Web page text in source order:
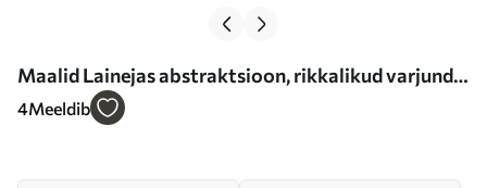
Maalid Lainejas abstraktsioon, rikkalikud varjundid
Nr m00903
4Meeldib